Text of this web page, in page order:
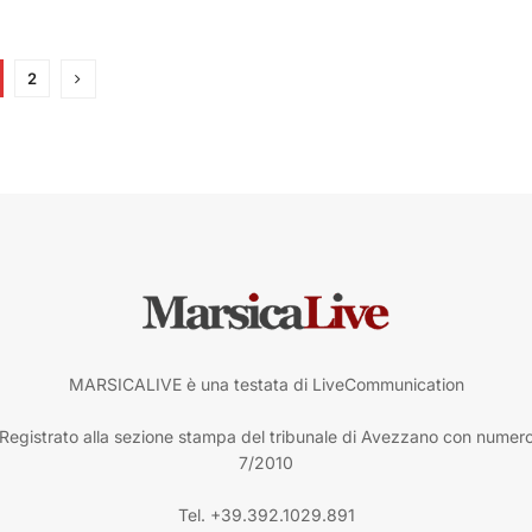
2
MARSICALIVE è una testata di LiveCommunication
alla sezione stampa del tribunale di Avezzano con
7/2010
Tel. +39.392.1029.891